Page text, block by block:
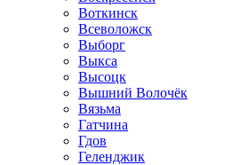
Воткинск
Всеволожск
Выборг
Выкса
Высоцк
Вышний Волочёк
Вязьма
Гатчина
Гдов
Геленджик